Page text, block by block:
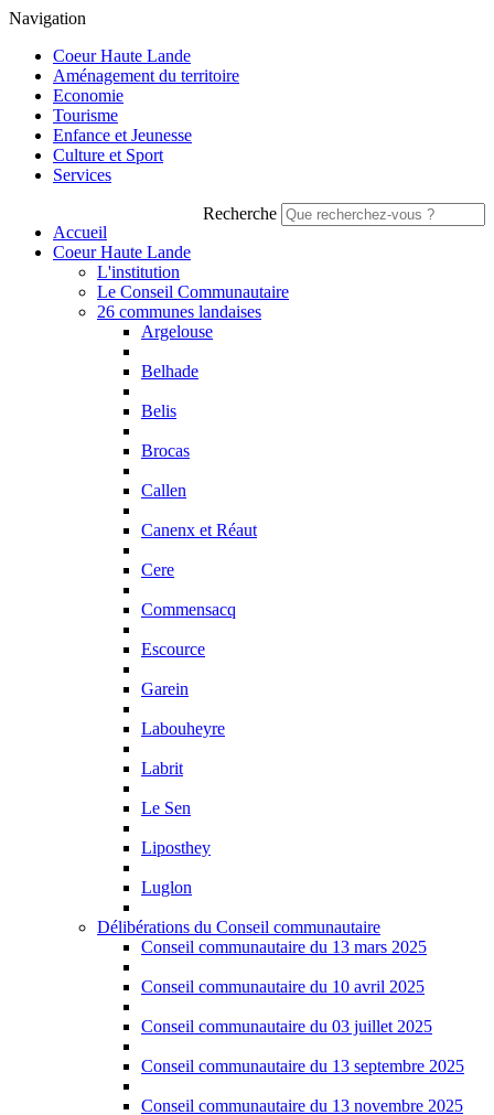
Navigation
Coeur Haute Lande
Aménagement du territoire
Economie
Tourisme
Enfance et Jeunesse
Culture et Sport
Services
Recherche
Accueil
Coeur Haute Lande
L'institution
Le Conseil Communautaire
26 communes landaises
Argelouse
Belhade
Belis
Brocas
Callen
Canenx et Réaut
Cere
Commensacq
Escource
Garein
Labouheyre
Labrit
Le Sen
Liposthey
Luglon
Délibérations du Conseil communautaire
Conseil communautaire du 13 mars 2025
Conseil communautaire du 10 avril 2025
Conseil communautaire du 03 juillet 2025
Conseil communautaire du 13 septembre 2025
Conseil communautaire du 13 novembre 2025